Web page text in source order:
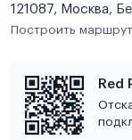
121087, Москва,
Построить
Red